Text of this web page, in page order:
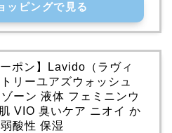
ッピングで見る
ポン】Lavido（ラヴィ
リーユアズウォッシュ
ーン 液体 フェミニンウ
VIO 臭いケア ニオイ か
酸性 保湿